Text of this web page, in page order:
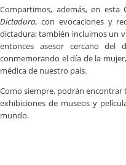
Compartimos, además, en
Dictadura, con evocaciones y
dictadura; también incluimos un
entonces asesor cercano
conmemorando el día de la
médica de nuestro país.
Como siempre, podrán encontrar
exhibiciones de museos y
mundo.